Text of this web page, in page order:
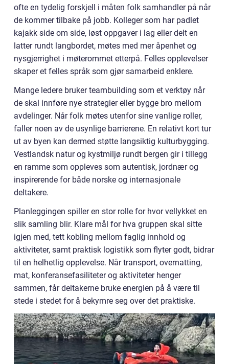
ofte en tydelig forskjell i måten folk samhandler på når
de kommer tilbake på jobb. Kolleger som har padlet
kajakk side om side, løst oppgaver i lag eller delt en
latter rundt langbordet, møtes med mer åpenhet og
nysgjerrighet i møterommet etterpå. Felles opplevelser
skaper et felles språk som gjør samarbeid enklere.
Mange ledere bruker teambuilding som et verktøy når
de skal innføre nye strategier eller bygge bro mellom
avdelinger. Når folk møtes utenfor sine vanlige roller,
faller noen av de usynlige barrierene. En relativt kort tur
ut av byen kan dermed støtte langsiktig kulturbygging.
Vestlandsk natur og kystmiljø rundt bergen gir i tillegg
en ramme som oppleves som autentisk, jordnær og
inspirerende for både norske og internasjonale
deltakere.
Planleggingen spiller en stor rolle for hvor vellykket en
slik samling blir. Klare mål for hva gruppen skal sitte
igjen med, tett kobling mellom faglig innhold og
aktiviteter, samt praktisk logistikk som flyter godt, bidrar
til en helhetlig opplevelse. Når transport, overnatting,
mat, konferansefasiliteter og aktiviteter henger
sammen, får deltakerne bruke energien på å være til
stede i stedet for å bekymre seg over det praktiske.